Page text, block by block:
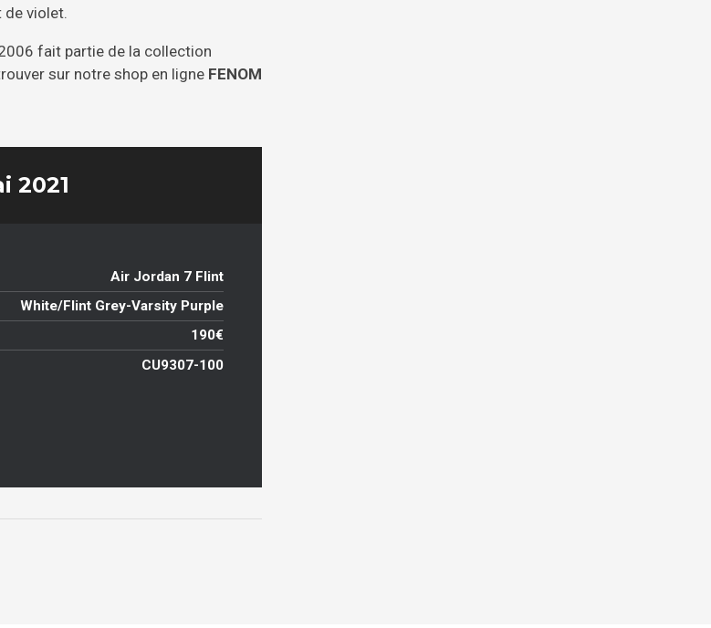
de violet.
fait partie de la collection
sur notre shop en ligne FENOM
2021
Air Jordan 7 Flint
White/Flint Grey-Varsity Purple
190€
CU9307-100